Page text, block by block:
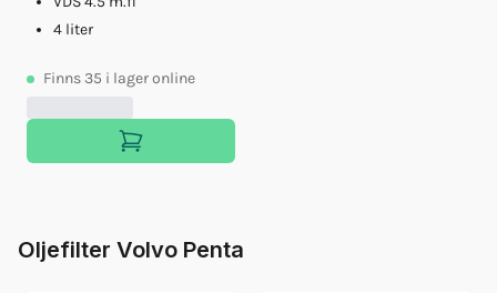
4 liter
Finns 35 i lager online
Oljefilter Volvo Penta